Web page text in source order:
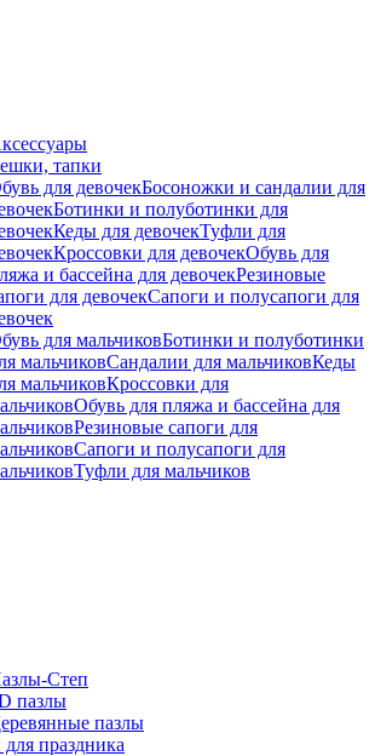
тапки
для девочекБосоножки и сандалии для
Ботинки и полуботинки для
Кеды для девочекТуфли для
Кроссовки для девочекОбувь для
и бассейна для девочекРезиновые
для девочекСапоги и полусапоги для
для мальчиковБотинки и полуботинки
мальчиковСандалии для мальчиковКеды
мальчиковКроссовки для
Обувь для пляжа и бассейна для
Резиновые сапоги для
Сапоги и полусапоги для
Туфли для мальчиков
Степ
пазлы
пазлы
праздника